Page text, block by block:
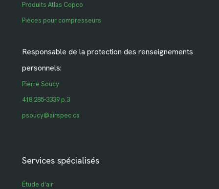
Produits Atlas Copco
Pièces pour compresseurs
Responsable de la protection des renseignements
personnels:
Pierre Soucy
418 285-3339 p.3
psoucy@airspec.ca
Services spécialisés
Étude d'air